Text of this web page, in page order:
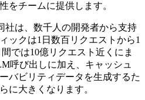
をチームに提供します。
社は、数千人の開発者から支持
ックは1日数百リクエストから1
では10億リクエスト近くにま
呼び出しに加え、キャッシュ
バビリティデータを生成するた
に大きくなります。